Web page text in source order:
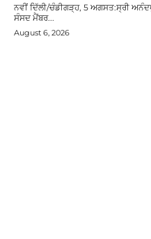
ਨਵੀਂ ਦਿੱਲੀ/ਚੰਡੀਗੜ੍ਹ, 5 ਅਗਸਤ:ਸ੍ਰੀ
ਸੰਸਦ ਮੈਂਬਰ...
August 6, 2026